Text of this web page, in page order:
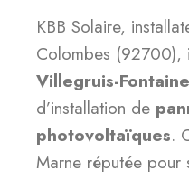
KBB Solaire,
Colombes (92700),
Villegruis-Fontaine
d’installation de
photovoltaïques.
Marne réputée pour